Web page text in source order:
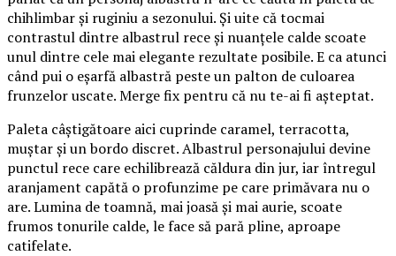
chihlimbar și ruginiu a sezonului. Și uite că tocmai
contrastul dintre albastrul rece și nuanțele calde scoate
unul dintre cele mai elegante rezultate posibile. E ca atunci
când pui o eșarfă albastră peste un palton de culoarea
frunzelor uscate. Merge fix pentru că nu te-ai fi așteptat.
Paleta câștigătoare aici cuprinde caramel, terracotta,
muștar și un bordo discret. Albastrul personajului devine
punctul rece care echilibrează căldura din jur, iar întregul
aranjament capătă o profunzime pe care primăvara nu o
are. Lumina de toamnă, mai joasă și mai aurie, scoate
frumos tonurile calde, le face să pară pline, aproape
catifelate.